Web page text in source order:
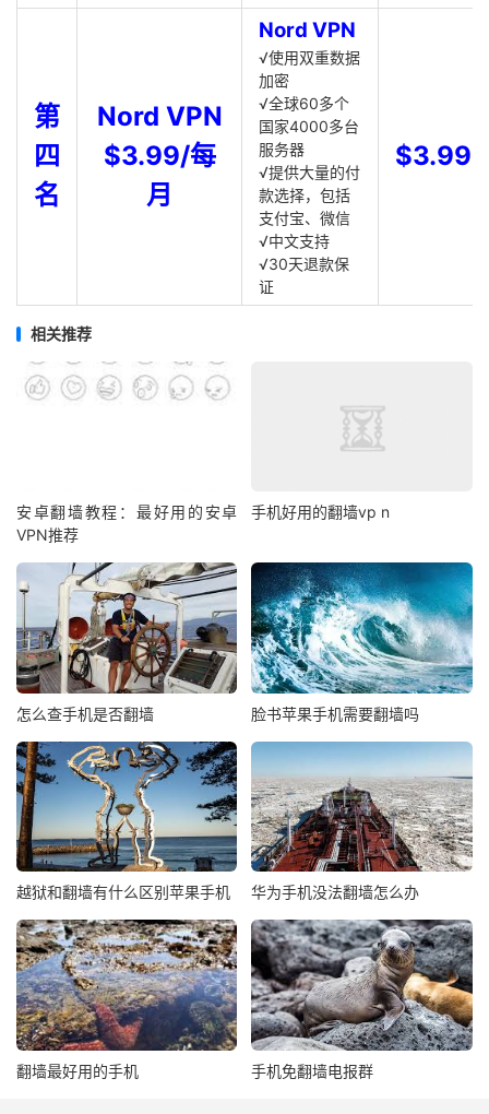
第
四
名
Nord VPN
$3.99/每
月
Nord VPN
√使用双重数据
加密
√全球60多个
国家4000多台
服务器
√提供大量的付
款选择，包括
支付宝、微信
√中文支持
√30天退款保
证
$3.99
相关推荐
安卓翻墙教程：最好用的安卓
VPN推荐
手机好用的翻墙vp n
怎么查手机是否翻墙 脸书苹果手机需要翻墙吗
越狱和翻墙有什么区别苹果手机 华为手机没法翻墙怎么办
翻墙最好用的手机 手机免翻墙电报群